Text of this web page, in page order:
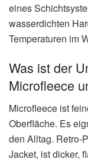
eines
wasserdichten
Temperaturen im
Was ist der
Microfleece
Microfleece ist
Oberfläche. Es
den Alltag. Retro-
Jacket, ist dicker,